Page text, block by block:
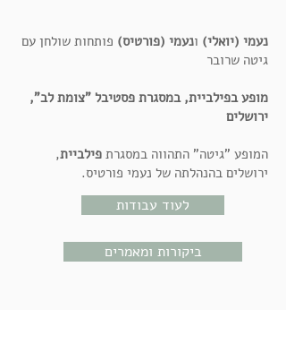
נעמי (יואלי) ונעמי (פורטיס) פותחות שולחן עם
גיטה שרובר
מופע בפילביית, במסגרת פסטיבל "צומת לב",
ירושלים
המופע "גיטה" התהווה במסגרת פילביית,
ירושלים בהנהלתה של נעמי פורטיס.
לעוד עבודות
ביקורות ומאמרים